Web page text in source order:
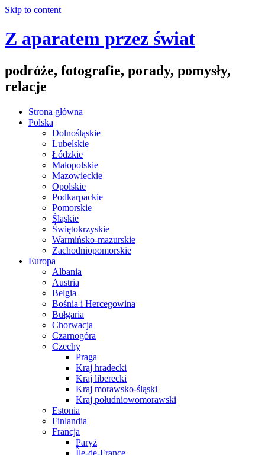
Skip to content
Z aparatem przez świat
podróże, fotografie, porady, pomysły,
relacje
Strona główna
Polska
Dolnośląskie
Lubelskie
Łódzkie
Małopolskie
Mazowieckie
Opolskie
Podkarpackie
Pomorskie
Śląskie
Świętokrzyskie
Warmińsko-mazurskie
Zachodniopomorskie
Europa
Albania
Austria
Belgia
Bośnia i Hercegowina
Bułgaria
Chorwacja
Czarnogóra
Czechy
Praga
Kraj hradecki
Kraj liberecki
Kraj morawsko-śląski
Kraj południowomorawski
Estonia
Finlandia
Francja
Paryż
Île-de-France